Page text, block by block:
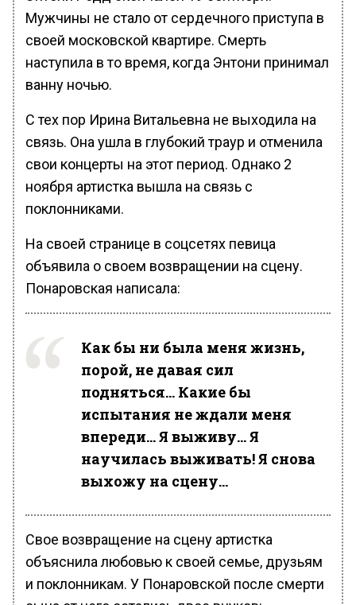
Мужчины не стало от сердечного приступа в
своей московской квартире. Смерть
наступила в то время, когда Энтони принимал
ванну ночью.
С тех пор Ирина Витальевна не выходила на
связь. Она ушла в глубокий траур и отменила
свои концерты на этот период. Однако 2
ноября артистка вышла на связь с
поклонниками.
На своей странице в соцсетях певица
объявила о своем возвращении на сцену.
Понаровская написала:
Как бы ни была меня жизнь,
порой, не давая сил
подняться… Какие бы
испытания не ждали меня
впереди… Я выживу… Я
научилась выживать! Я снова
выхожу на сцену…
Свое возвращение на сцену артистка
объяснила любовью к своей семье, друзьям
и поклонникам. У Понаровской после смерти